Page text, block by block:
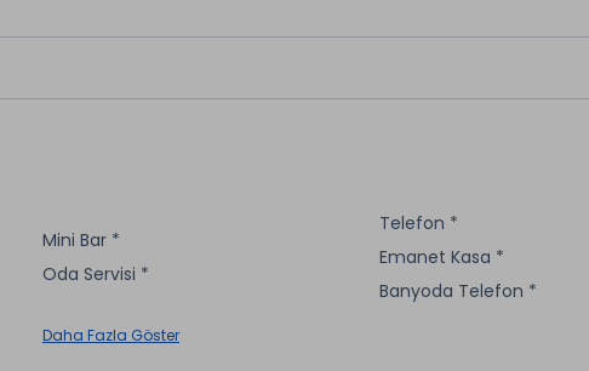
Mini Bar *
Oda Servisi *
Telefon *
Emanet Kasa *
Banyoda Telefon *
* ile işaretli özellikler ücretlidir.
Daha Fazla Göster